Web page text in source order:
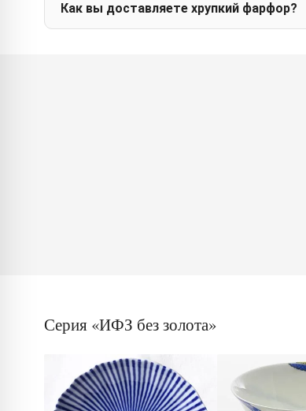
Как вы доставляете хрупкий фарфор?
Серия «ИФЗ без золота»